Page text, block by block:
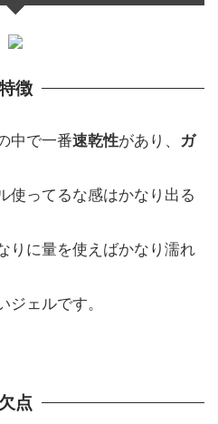
徴
中で一番速乾性があり、
ガ
使ってるな感はかなり出る
りに量を使えばかなり濡れ
ジェルです。
欠点